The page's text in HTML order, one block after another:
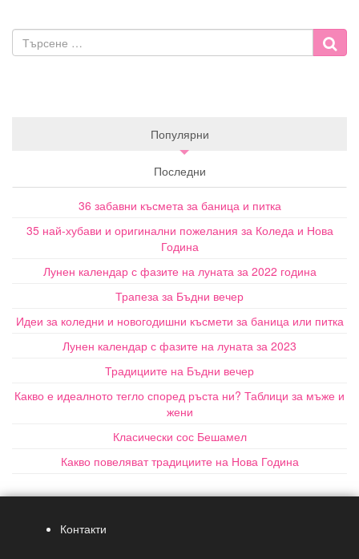
Популярни
Последни
36 забавни късмета за баница и питка
35 най-хубави и оригинални пожелания за Коледа и Нова
Година
Лунен календар с фазите на луната за 2022 година
Трапеза за Бъдни вечер
Идеи за коледни и новогодишни късмети за баница или питка
Лунен календар с фазите на луната за 2023
Традициите на Бъдни вечер
Какво е идеалното тегло според ръста ни? Таблици за мъже и
жени
Класически сос Бешамел
Какво повеляват традициите на Нова Година
Контакти